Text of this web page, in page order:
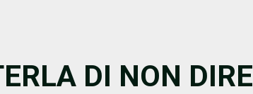
DI NON DIRE